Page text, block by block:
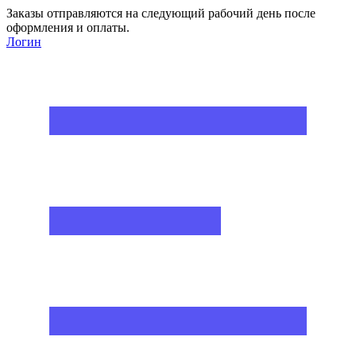
Заказы отправляются на следующий рабочий день после
оформления и оплаты.
Логин